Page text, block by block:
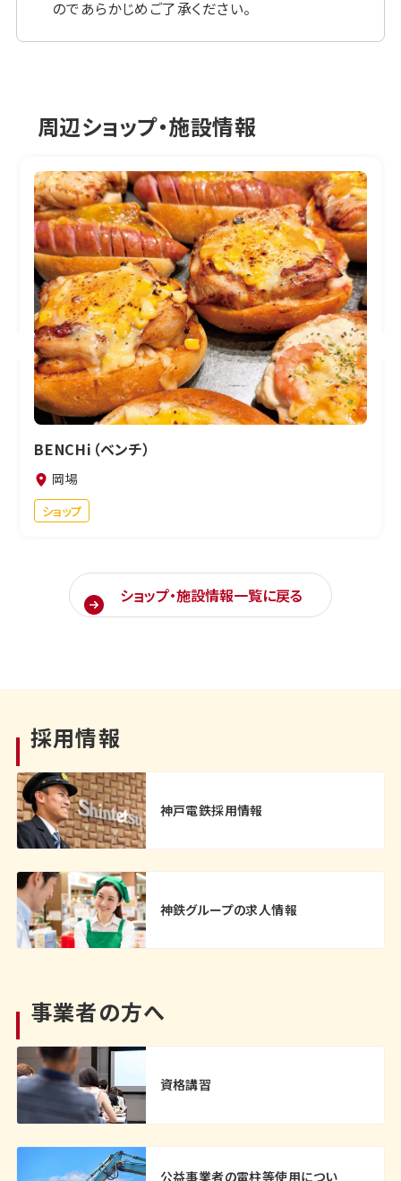
のであらかじめご了承ください。
周辺ショップ・施設情報
BENCHi（ベンチ）
岡場
ショップ
ショップ・施設情報一覧に戻る
採用情報
神戸電鉄採用情報
神鉄グループの求人情報
事業者の方へ
資格講習
公益事業者の電柱等使用につい